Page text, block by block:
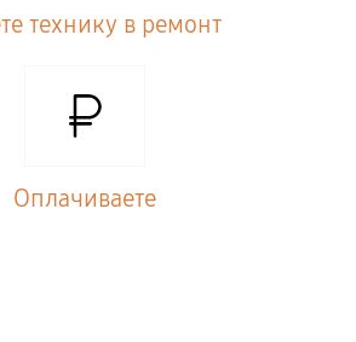
технику в ремонт
Оплачиваете